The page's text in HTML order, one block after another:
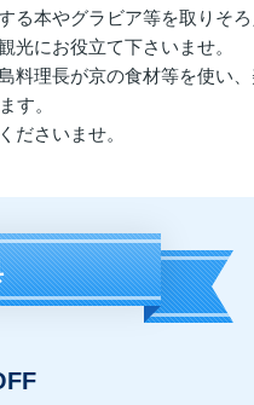
る本やグラビア等を取りそ
光にお役立て下さいませ。
料理長が京の食材等を使い
す。
ださいませ。